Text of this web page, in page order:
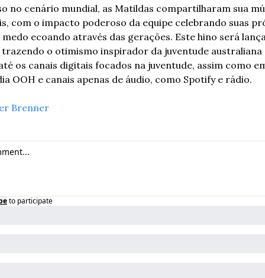
no cenário mundial, as Matildas compartilharam sua
com o impacto poderoso da equipe celebrando suas
ecoando através das gerações. Este hino será
trazendo o otimismo inspirador da juventude australiana
os canais digitais focados na juventude, assim como
OOH e canais apenas de áudio, como Spotify e rádio.
Brenner
to participate